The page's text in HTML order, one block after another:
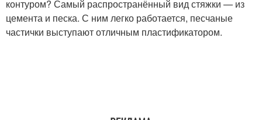
контуром? Самый распространённый вид стяжки — из
цемента и песка. С ним легко работается, песчаные
частички выступают отличным пластификатором.